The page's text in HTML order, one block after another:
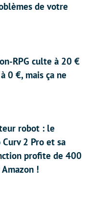
de votre
RPG culte à 20 €
0 €, mais ça ne
robot : le
Curv 2 Pro et sa
profite de 400
!